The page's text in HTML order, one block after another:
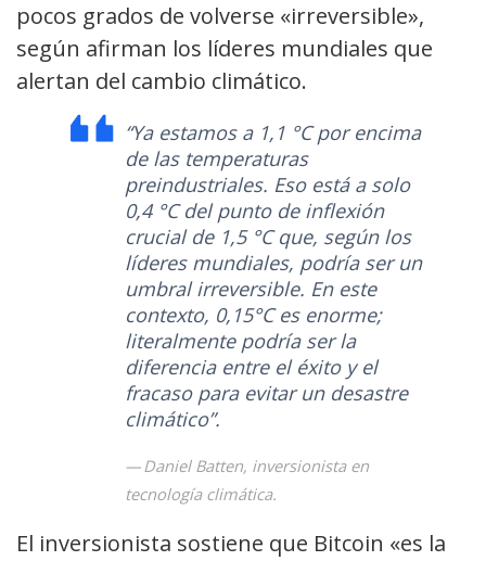
pocos grados de volverse «irreversible»,
según afirman los líderes mundiales que
alertan del cambio climático.
“Ya estamos a 1,1 °C por encima
de las temperaturas
preindustriales. Eso está a solo
0,4 °C del punto de inflexión
crucial de 1,5 °C que, según los
líderes mundiales, podría ser un
umbral irreversible. En este
contexto, 0,15°C es enorme;
literalmente podría ser la
diferencia entre el éxito y el
fracaso para evitar un desastre
climático”.
Daniel Batten, inversionista en
tecnología climática.
El inversionista sostiene que Bitcoin «es la